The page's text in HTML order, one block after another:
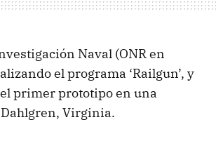
Naval (ONRen
el programa ‘Railgun’, y
primer prototipo en una
Virginia.